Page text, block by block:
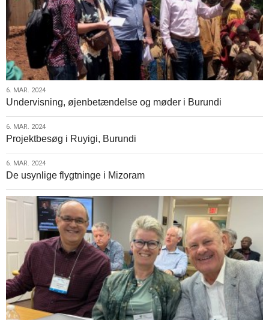
Mizoram
6.
mar.
2024
6. MAR. 2024
Undervisning, øjenbetændelse og møder i Burundi
6.
mar.
2024
6. MAR. 2024
Projektbesøg i Ruyigi, Burundi
6.
mar.
2024
6. MAR. 2024
De usynlige flygtninge i Mizoram